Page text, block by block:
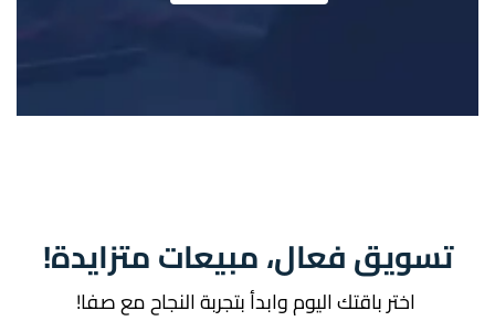
تسويق فعال، مبيعات متزايدة!
اختر باقتك اليوم وابدأ بتجربة النجاح مع صفا!